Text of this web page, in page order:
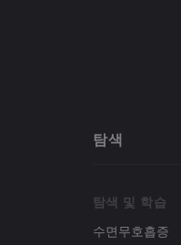
탐색
탐색 및 학습
수면무호흡증